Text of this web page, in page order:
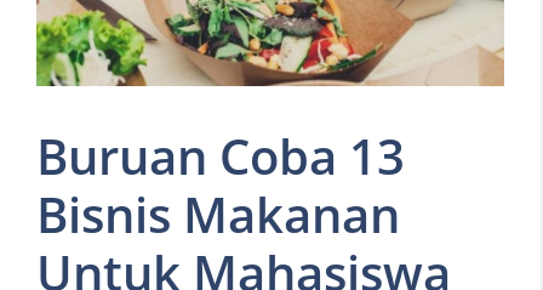
Buruan Coba 13
Bisnis Makanan
Untuk Mahasiswa